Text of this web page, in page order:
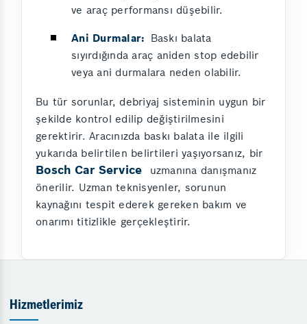
ve araç performansı düşebilir.
Ani Durmalar: Baskı balata
sıyırdığında araç aniden stop edebilir
veya ani durmalara neden olabilir.
Bu tür sorunlar, debriyaj sisteminin uygun bir
şekilde kontrol edilip değiştirilmesini
gerektirir. Aracınızda baskı balata ile ilgili
yukarıda belirtilen belirtileri yaşıyorsanız, bir
Bosch Car Service
uzmanına danışmanız
önerilir. Uzman teknisyenler, sorunun
kaynağını tespit ederek gereken bakım ve
onarımı titizlikle gerçekleştirir.
Hizmetlerimiz